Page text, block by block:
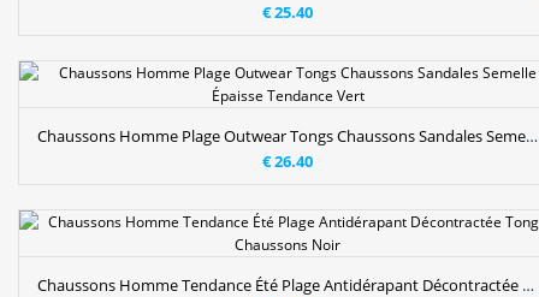
€ 25.40
Chaussons Homme Plage Outwear Tongs Chaussons Sandales Semelle Épaisse Tendance Vert
€ 26.40
Chaussons Homme Tendance Été Plage Antidérapant Décontractée Tongs Chaussons Noir